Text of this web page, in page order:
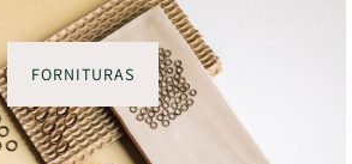
FORNITURAS